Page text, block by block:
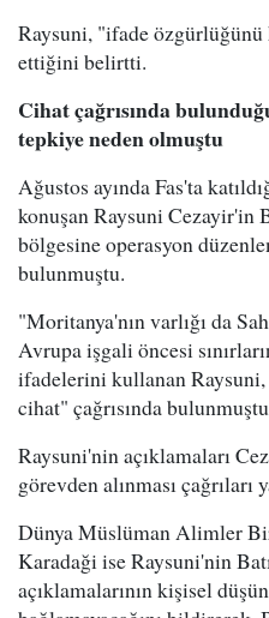
Raysuni, "ifade
ettiğini belirtti.
Cihat çağrısında
tepkiye neden olmuştu
Ağustos ayında Fas'ta
konuşan Raysuni Cezayir'in
bölgesine operasyon
bulunmuştu.
"Moritanya'nın varlığı da
Avrupa işgali öncesi
ifadelerini kullanan Raysuni,
cihat" çağrısında
Raysuni'nin açıklamaları
görevden alınması çağrıları
Dünya Müslüman Alimler
Karadaği ise Raysuni'nin
açıklamalarının kişisel